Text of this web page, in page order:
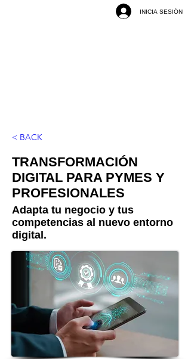
INICIA SESIÓN
< BACK
TRANSFORMACIÓN
DIGITAL PARA PYMES Y
PROFESIONALES
Adapta tu negocio y tus
competencias al nuevo entorno
digital.